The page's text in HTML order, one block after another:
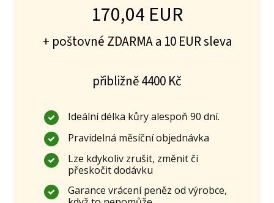
170,04 EUR
+ poštovné ZDARMA a 10 EUR sleva
přibližně 4400 Kč
Ideální délka kůry alespoň 90 dní.
Pravidelná měsíční objednávka
Lze kdykoliv zrušit, změnit či
přeskočit dodávku
Garance vrácení peněz od výrobce,